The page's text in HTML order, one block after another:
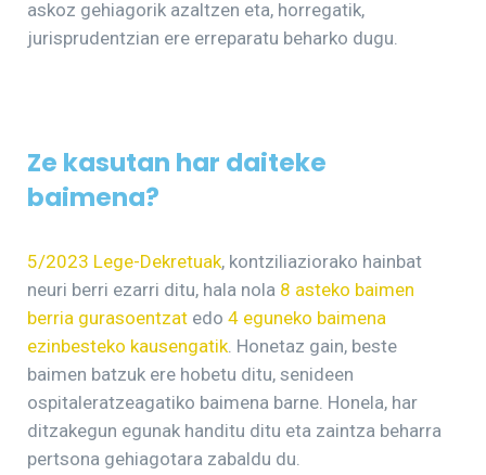
askoz gehiagorik azaltzen eta, horregatik,
jurisprudentzian ere erreparatu beharko dugu.
Ze kasutan har daiteke
baimena?
5/2023 Lege-Dekretuak, kontziliaziorako hainbat
neuri berri ezarri ditu, hala nola 8 asteko baimen
berria gurasoentzat edo 4 eguneko baimena
ezinbesteko kausengatik. Honetaz gain, beste
baimen batzuk ere hobetu ditu, senideen
ospitaleratzeagatiko baimena barne. Honela, har
ditzakegun egunak handitu ditu eta zaintza beharra
pertsona gehiagotara zabaldu du.